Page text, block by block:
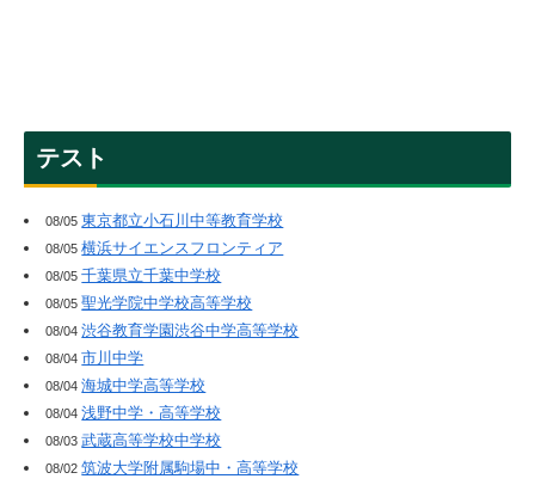
テスト
08/05 東京都立小石川中等教育学校
08/05横浜サイエンスフロンティア
08/05千葉県立千葉中学校
08/05聖光学院中学校高等学校
08/04渋谷教育学園渋谷中学高等学校
08/04 市川中学
08/04海城中学高等学校
08/04浅野中学・高等学校
08/03武蔵高等学校中学校
08/02筑波大学附属駒場中・高等学校